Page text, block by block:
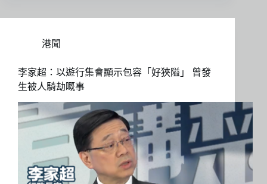
港聞
李家超：以遊行集會顯示包容「好狹隘」 曾發
生被人騎劫嘅事